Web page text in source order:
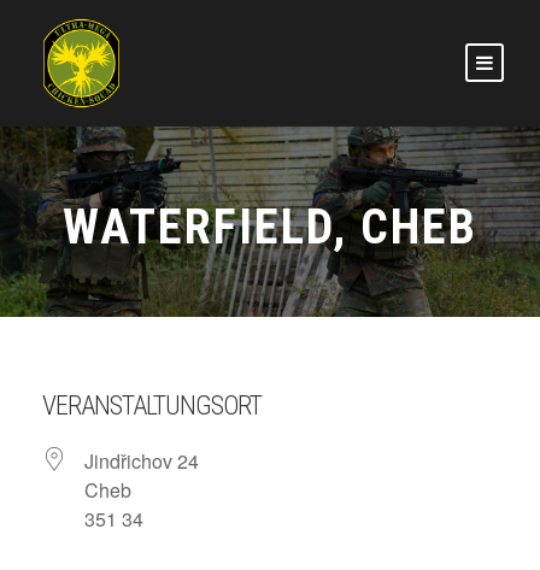
WATERFIELD, CHEB
VERANSTALTUNGSORT
Jindřichov 24
Cheb
351 34